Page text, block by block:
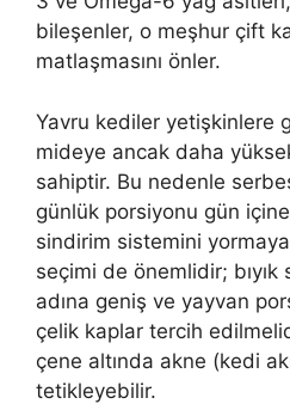
bileşenler, o meşhur çift
matlaşmasını önler.
Yavru kediler yetişkinlere
mideye ancak daha
sahiptir. Bu nedenle
günlük porsiyonu gün
sindirim sistemini
seçimi de önemlidir;
adına geniş ve yayvan
çelik kaplar tercih
çene altında akne (kedi
tetikleyebilir.